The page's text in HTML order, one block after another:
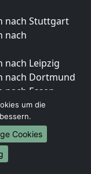
nach Stuttgart
nach
nach Leipzig
nach Dortmund
Essen
Bremen
Dresden
Hannover
nach Nürnberg
Duisburg
um die
Cookies